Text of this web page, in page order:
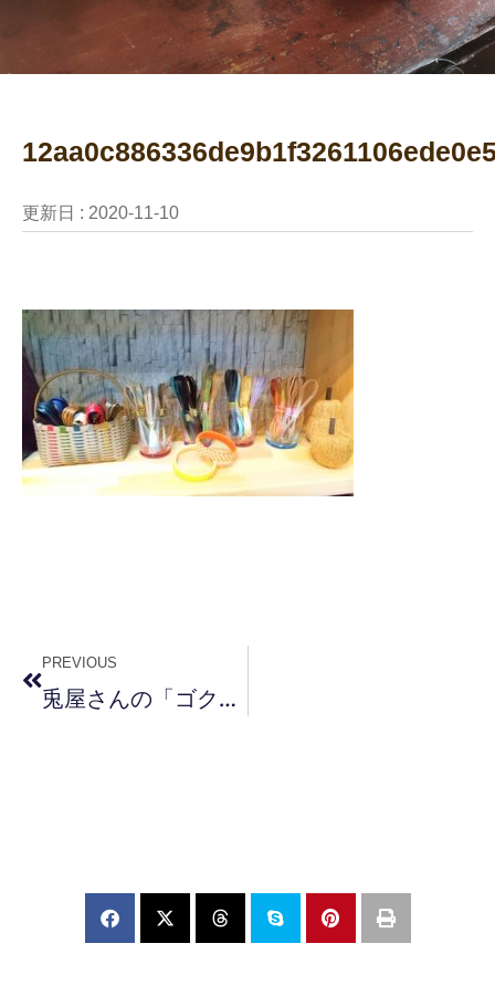
更新日 : 2020-11-10
PREVIOUS
兎屋さんの「ゴクボソ」販売開始です！